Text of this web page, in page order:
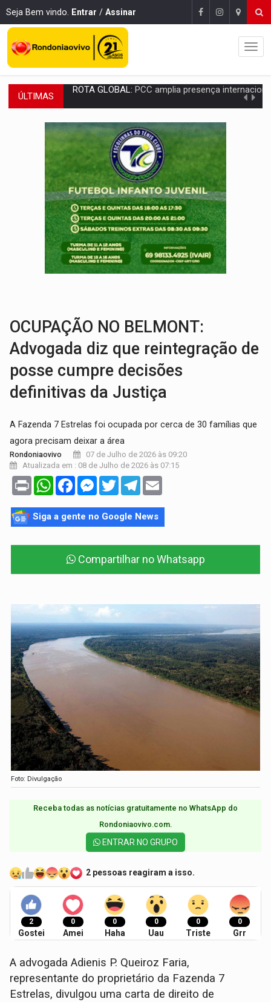
Seja Bem vindo. Entrar / Assinar
ÚLTIMAS CONEXÃO RONDONIAOVIVO:Museólogo Antônio Ocampo conduz a história de
EXTENSÃO DE DANOS:Ferroviários pedem ao Iphan recuperação de área
VARIANDO O CARDÁPIO:Veja essa receita de carne assada para o
PREJUÍZO AOS ESTUDANTES:Greve dos professores em PVH é
POSSESSÃO DE DEBORAH LOGAN:Terror mistura mistério e filmagens
TRANSPARÊNCIA:TCE reúne candidatos ao Governo e apresenta
ELAS DECIDEM:Mulheres são maioria e representam 52% do eleitorado de
NO CARRO:Homem é preso com pistola 9mm durante abordagem da Força
ROTA GLOBAL:
OCUPAÇÃO NO BELMONT:
Advogada diz que reintegração de
posse cumpre decisões
definitivas da Justiça
A Fazenda 7 Estrelas foi ocupada por cerca de 30 famílias que
agora precisam deixar a área
Rondoniaovivo
07 de Julho de 2026 às 09:20
Atualizada em : 08 de Julho de 2026 às 07:15
Print WhatsAppFacebookMessenger
TwitterTelegram
Siga a gente no Google News
Compartilhar no Whatsapp
Foto: Divulgação
Receba todas as notícias gratuitamente no WhatsApp do
Rondoniaovivo.com.​
ENTRAR NO GRUPO
2 pessoas reagiram a isso.
2
Gostei
0
Amei
0
Haha
0
Uau
0
Triste
0
Grr
A advogada Adienis P. Queiroz Faria,
representante do proprietário da Fazenda 7
Estrelas, divulgou uma carta de direito de